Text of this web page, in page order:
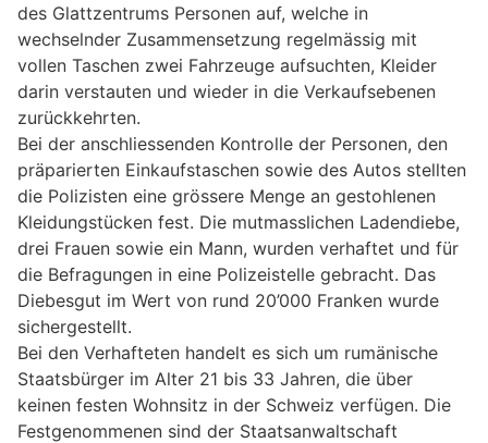
des Glattzentrums Personen auf, welche in
wechselnder Zusammensetzung regelmässig mit
vollen Taschen zwei Fahrzeuge aufsuchten, Kleider
darin verstauten und wieder in die Verkaufsebenen
zurückkehrten.
Bei der anschliessenden Kontrolle der Personen, den
präparierten Einkaufstaschen sowie des Autos stellten
die Polizisten eine grössere Menge an gestohlenen
Kleidungstücken fest. Die mutmasslichen Ladendiebe,
drei Frauen sowie ein Mann, wurden verhaftet und für
die Befragungen in eine Polizeistelle gebracht. Das
Diebesgut im Wert von rund 20’000 Franken wurde
sichergestellt.
Bei den Verhafteten handelt es sich um rumänische
Staatsbürger im Alter 21 bis 33 Jahren, die über
keinen festen Wohnsitz in der Schweiz verfügen. Die
Festgenommenen sind der Staatsanwaltschaft